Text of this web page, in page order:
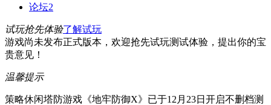
论坛2
试玩抢先体验了解试玩
游戏尚未发布正式版本，欢迎抢先试玩测试体验，提出你的宝
贵意见！
温馨提示
策略休闲塔防游戏《地牢防御X》已于12月23日开启不删档测